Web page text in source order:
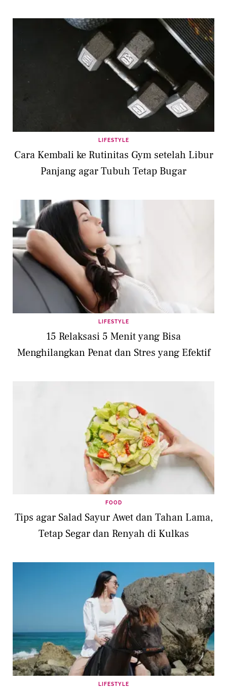
LIFESTYLE
Cara Kembali ke Rutinitas Gym setelah Libur
Panjang agar Tubuh Tetap Bugar
LIFESTYLE
15 Relaksasi 5 Menit yang Bisa
Menghilangkan Penat dan Stres yang Efektif
FOOD
Tips agar Salad Sayur Awet dan Tahan Lama,
Tetap Segar dan Renyah di Kulkas
LIFESTYLE